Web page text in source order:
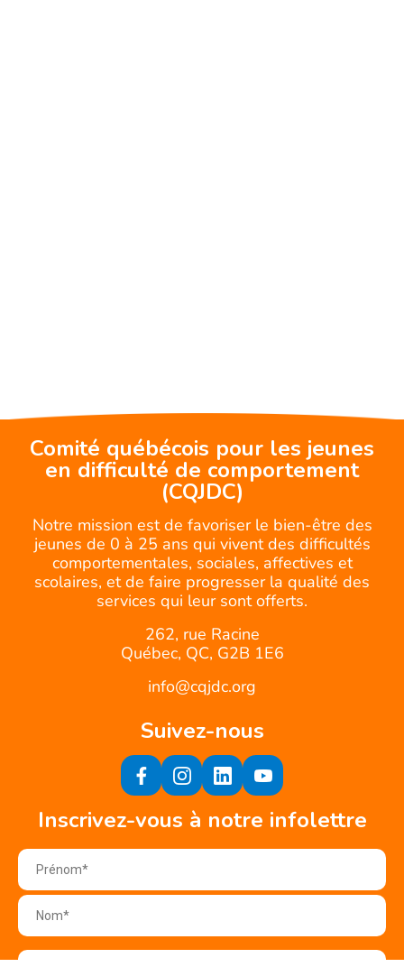
Comité québécois pour les jeunes
en difficulté de comportement
(CQJDC)
Notre mission est de favoriser le bien-être des
jeunes de 0 à 25 ans qui vivent des difficultés
comportementales, sociales, affectives et
scolaires, et de faire progresser la qualité des
services qui leur sont offerts.
262, rue Racine
Québec, QC, G2B 1E6
info@cqjdc.org
Suivez-nous
Inscrivez-vous à notre infolettre